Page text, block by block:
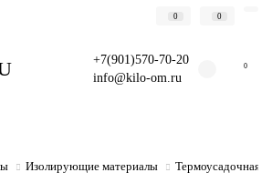
0 0
+7(901)570-70-20
info@kilo-om.ru
0
Изолирующие материалы Термоусадочная